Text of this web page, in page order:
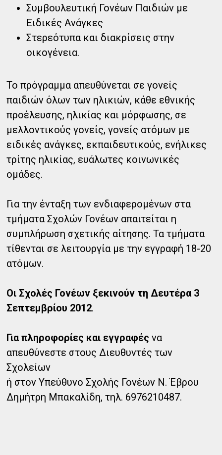
Συμβουλευτική Γονέων Παιδιών με
Ειδικές Ανάγκες
Στερεότυπα και διακρίσεις στην
οικογένεια.
Το πρόγραμμα απευθύνεται σε γονείς
παιδιών όλων των ηλικιών, κάθε εθνικής
προέλευσης, ηλικίας και μόρφωσης, σε
μελλοντικούς γονείς, γονείς ατόμων με
ειδικές ανάγκες, εκπαιδευτικούς, ενήλικες
τρίτης ηλικίας, ευάλωτες κοινωνικές
ομάδες.
Για την ένταξη των ενδιαφερομένων στα
τμήματα Σχολών Γονέων απαιτείται η
συμπλήρωση σχετικής αίτησης. Τα τμήματα
τίθενται σε λειτουργία με την εγγραφή 18-20
ατόμων.
Οι Σχολές Γονέων ξεκινούν τη Δευτέρα 3
Σεπτεμβρίου 2012.
Για πληροφορίες και εγγραφές να
απευθύνεστε στους Διευθυντές των
Σχολείων
ή στον Υπεύθυνο Σχολής Γονέων Ν. Έβρου
Δημήτρη Μπακαλίδη, τηλ. 6976210487.